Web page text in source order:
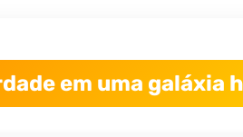
em uma galáxia